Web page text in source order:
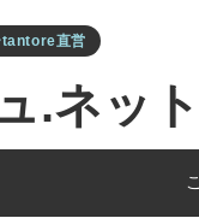
.ネット
tantore直営